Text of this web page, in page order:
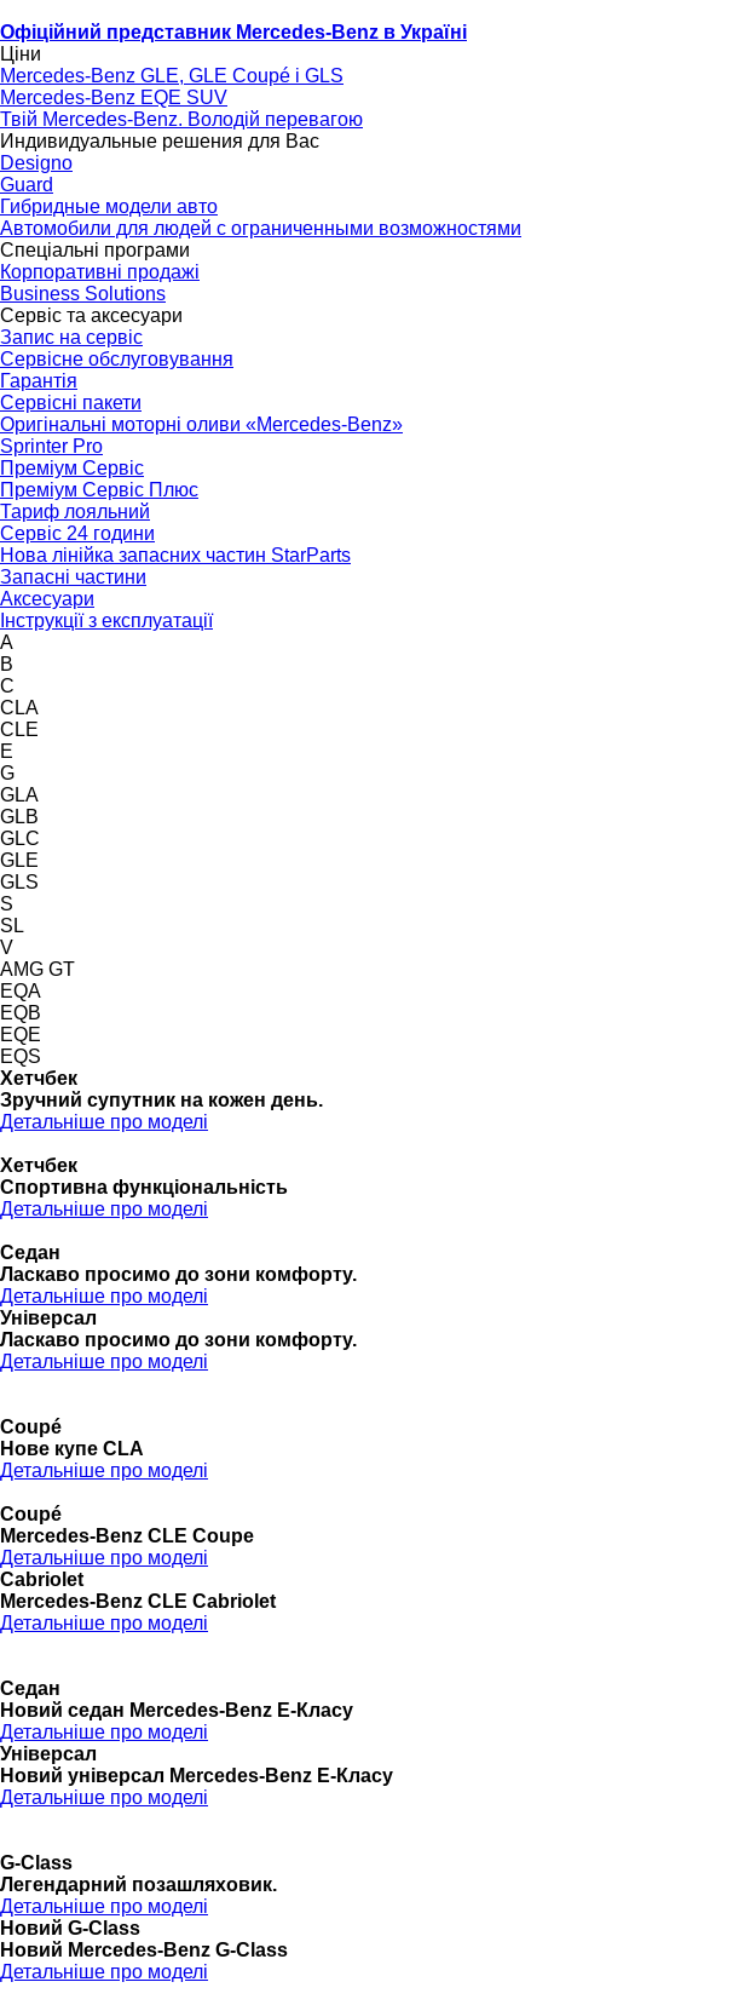
Офіційний представник Mercedes-Benz в Україні
Ціни
Mercedes-Benz GLE, GLE Coupé і GLS
Mercedes-Benz EQE SUV
Твій Mercedes-Benz. Володій перевагою
Индивидуальные решения для Вас
Designo
Guard
Гибридные модели авто
Автомобили для людей с ограниченными возможностями
Спеціальні програми
Корпоративні продажі
Business Solutions
Сервіс та аксесуари
Запис на сервіс
Сервісне обслуговування
Гарантія
Сервісні пакети
Оригінальні моторні оливи «Mercedes-Benz»
Sprinter Pro
Преміум Сервіс
Преміум Сервіс Плюс
Тариф лояльний
Сервіс 24 години
Нова лінійка запасних частин StarParts
Запасні частини
Аксесуари
Інструкції з експлуатації
A
B
C
CLA
CLE
E
G
GLA
GLB
GLC
GLE
GLS
S
SL
V
AMG GT
EQA
EQB
EQE
EQS
Хетчбек
Зручний супутник на кожен день.
Детальніше про моделі
Хетчбек
Спортивна функціональність
Детальніше про моделі
Седан
Ласкаво просимо до зони комфорту.
Детальніше про моделі
Універсал
Ласкаво просимо до зони комфорту.
Детальніше про моделі
Coupé
Нове купе CLA
Детальніше про моделі
Coupé
Mercedes-Benz CLE Coupe
Детальніше про моделі
Cabriolet
Mercedes-Benz CLE Cabriolet
Детальніше про моделі
Седан
Новий седан Mercedes-Benz Е-Класу
Детальніше про моделі
Універсал
Новий універсал Mercedes-Benz E-Класу
Детальніше про моделі
G-Class
Легендарний позашляховик.
Детальніше про моделі
Новий G-Class
Новий Mercedes-Benz G-Class
Детальніше про моделі